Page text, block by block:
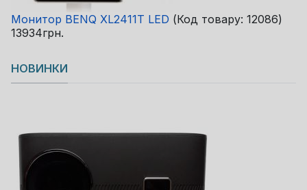
Монитор BENQ XL2411T LED (Код товару: 12086)
13934грн.
НОВИНКИ